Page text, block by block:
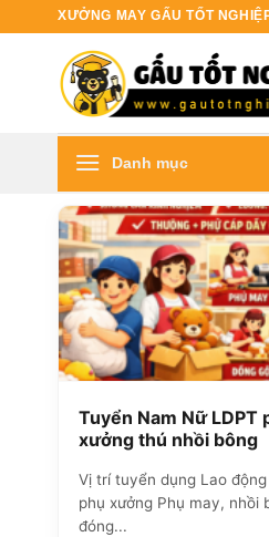
XƯỞNG MAY GẤU TỐT
Danh mục
Tuyển Nam Nữ LDPT
xưởng thú nhồi bông
Vị trí tuyển dụng Lao
phụ xưởng Phụ may, nhồi
đóng...